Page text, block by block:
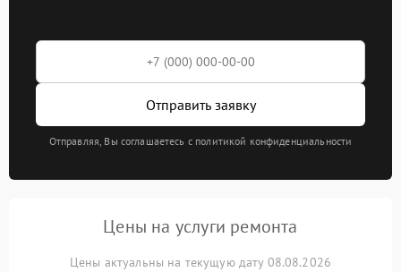
Отправить заявку
Отправляя, Вы соглашаетесь с политикой конфиденциальности
Цены на услуги ремонта
Цены актуальны на текущую дату 08.08.2026